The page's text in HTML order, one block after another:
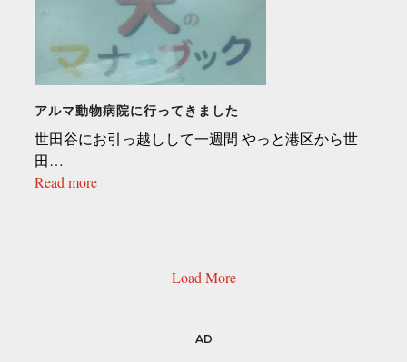
アルマ動物病院に行ってきました
世田谷にお引っ越しして一週間 やっと港区から世
田…
Read more
Load More
AD